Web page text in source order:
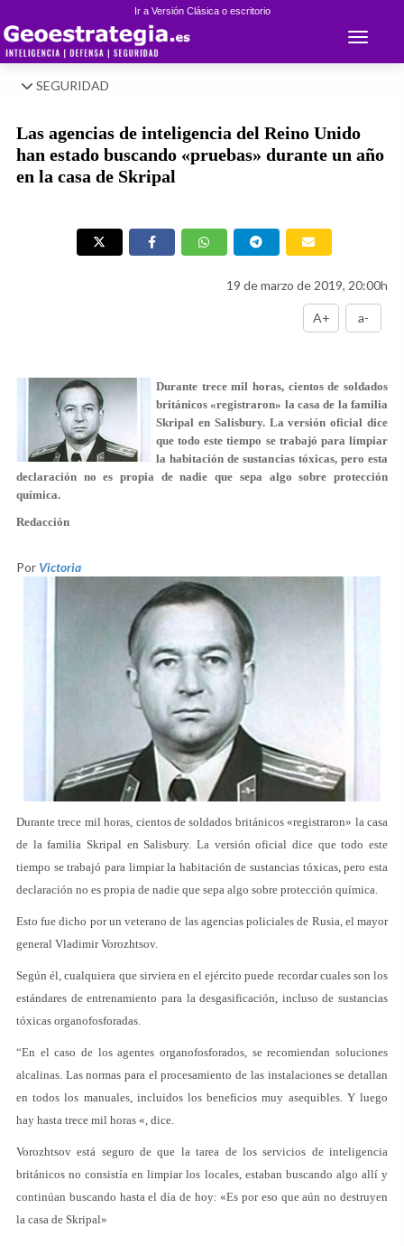
Ir a Versión Clásica o escritorio
Toggle
SEGURIDAD
Las agencias de inteligencia del Reino Unido
han estado buscando «pruebas» durante un año
en la casa de Skripal
19 de marzo de 2019, 20:00h
A+ a-
Durante trece mil horas, cientos de soldados
británicos «registraron» la casa de la familia
Skripal en Salisbury. La versión oficial dice
que todo este tiempo se trabajó para limpiar
la habitación de sustancias tóxicas, pero esta
declaración no es propia de nadie que sepa algo sobre protección
química.
Redacción
Por Victoria
Durante trece mil horas, cientos de soldados británicos «registraron» la casa
de la familia Skripal en Salisbury. La versión oficial dice que todo este
tiempo se trabajó para limpiar la habitación de sustancias tóxicas, pero esta
declaración no es propia de nadie que sepa algo sobre protección química.
Esto fue dicho por un veterano de las agencias policiales de Rusia, el mayor
general Vladimir Vorozhtsov.
Según él, cualquiera que sirviera en el ejército puede recordar cuales son los
estándares de entrenamiento para la desgasificación, incluso de sustancias
tóxicas organofosforadas.
“En el caso de los agentes organofosforados, se recomiendan soluciones
alcalinas. Las normas para el procesamiento de las instalaciones se detallan
en todos los manuales, incluidos los beneficios muy asequibles. Y luego
hay hasta trece mil horas «, dice.
Vorozhtsov está seguro de que la tarea de los servicios de inteligencia
británicos no consistía en limpiar los locales, estaban buscando algo allí y
continúan buscando hasta el día de hoy: «Es por eso que aún no destruyen
la casa de Skripal»